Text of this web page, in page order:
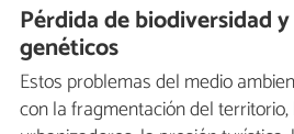
Pérdida de biodiversidad
genéticos
Estos problemas del medio
con la fragmentación del